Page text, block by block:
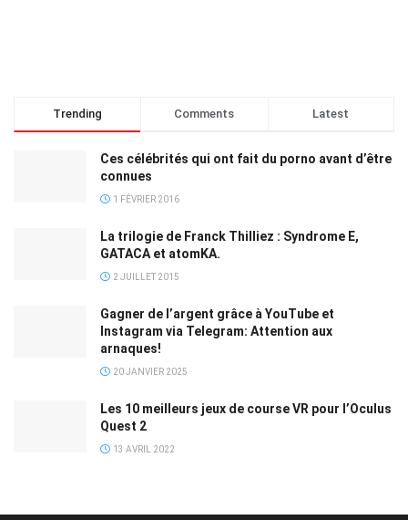
Trending Comments Latest
Ces célébrités qui ont fait du porno avant d’être
connues
1 FÉVRIER 2016
La trilogie de Franck Thilliez : Syndrome E,
GATACA et atomKA.
2 JUILLET 2015
Gagner de l’argent grâce à YouTube et
Instagram via Telegram: Attention aux
arnaques!
20 JANVIER 2025
Les 10 meilleurs jeux de course VR pour l’Oculus
Quest 2
13 AVRIL 2022